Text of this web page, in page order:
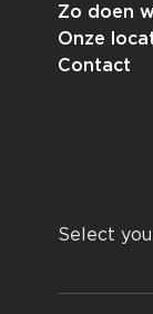
Zo doen
Onze
Contact
Select